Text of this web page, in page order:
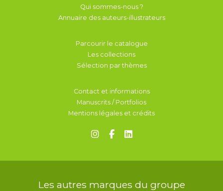
Qui sommes-nous ?
Annuaire des auteurs-illustrateurs
Parcourir le catalogue
Les collections
Sélection par thèmes
Contact et informations
Manuscrits / Portfolios
Mentions légales et crédits
Les autres marques du groupe